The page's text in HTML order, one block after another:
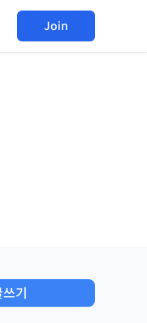
Join
기